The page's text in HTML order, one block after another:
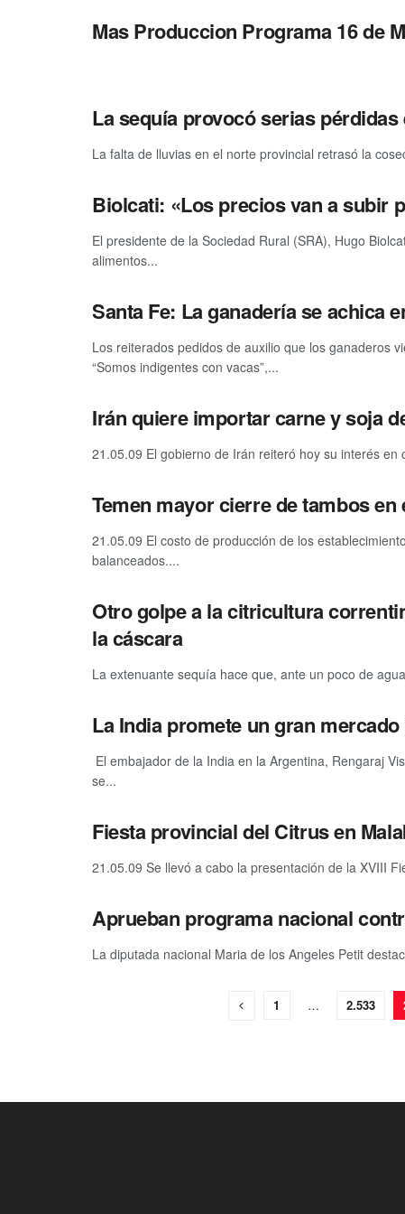
Mas Produccion Programa 16 de
La sequía provocó serias
La falta de lluvias en el norte provincial retrasó la
Biolcati: «Los precios van a subir
El presidente de la Sociedad Rural (SRA), Hugo
alimentos...
Santa Fe: La ganadería se achica
Los reiterados pedidos de auxilio que los ganaderos
“Somos indigentes con vacas”,...
Irán quiere importar carne y soja
21.05.09 El gobierno de Irán reiteró hoy su interés
Temen mayor cierre de tambos
21.05.09 El costo de producción de los
balanceados....
Otro golpe a la citricultura
la cáscara
La extenuante sequía hace que, ante un poco de
La India promete un gran
El embajador de la India en la Argentina, Rengaraj
se...
Fiesta provincial del Citrus en
21.05.09 Se llevó a cabo la presentación de la XVIII
Aprueban programa nacional
La diputada nacional Maria de los Angeles Petit
1 … 2.533